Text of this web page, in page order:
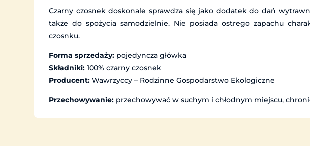
Czarny czosnek doskonale sprawdza się jako dodatek do dań
także do spożycia samodzielnie. Nie posiada ostrego zapachu
czosnku.
Forma sprzedaży: pojedyncza główka
Składniki: 100% czarny czosnek
Producent: Wawrzyccy – Rodzinne Gospodarstwo Ekologiczne
Przechowywanie: przechowywać w suchym i chłodnym miejscu,